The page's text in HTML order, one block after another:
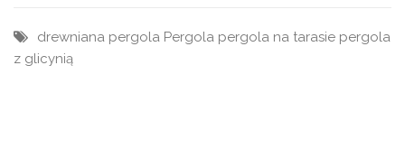
drewniana pergola Pergola pergola na tarasie pergola
z glicynią